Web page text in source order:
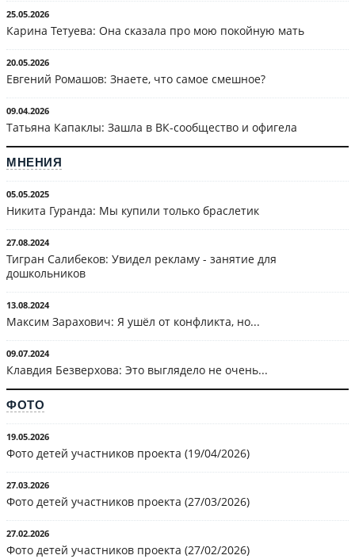
25.05.2026
Карина Тетуева: Она сказала про мою покойную мать
20.05.2026
Евгений Ромашов: Знаете, что самое смешное?
09.04.2026
Татьяна Капаклы: Зашла в ВК-сообщество и офигела
МНЕНИЯ
05.05.2025
Никита Гуранда: Мы купили только браслетик
27.08.2024
Тигран Салибеков: Увидел рекламу - занятие для
дошкольников
13.08.2024
Максим Зарахович: Я ушёл от конфликта, но...
09.07.2024
Клавдия Безверхова: Это выглядело не очень...
ФОТО
19.05.2026
Фото детей участников проекта (19/04/2026)
27.03.2026
Фото детей участников проекта (27/03/2026)
27.02.2026
Фото детей участников проекта (27/02/2026)